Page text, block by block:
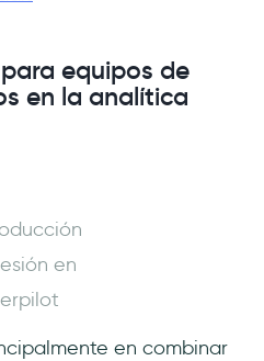
equipos de
en la analítica
en
en combinar